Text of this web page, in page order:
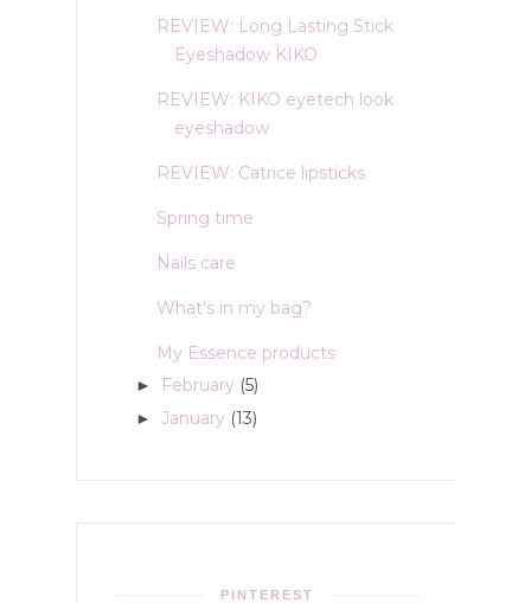
REVIEW: Long Lasting Stick
Eyeshadow KIKO
REVIEW: KIKO eyetech look
eyeshadow
REVIEW: Catrice lipsticks
Spring time
Nails care
What's in my bag?
My Essence products
► February (5)
► January (13)
PINTEREST